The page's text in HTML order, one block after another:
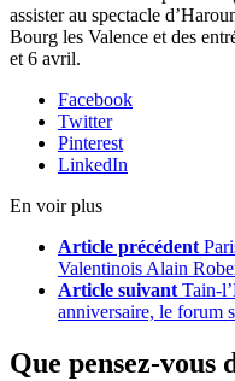
assister au spectacle
Bourg les Valence et des
et 6 avril.
Facebook
Twitter
Pinterest
LinkedIn
En voir plus
Article précédent
Valentinois Alain
Article suivant Tain-
anniversaire, le forum
Que pensez-vous